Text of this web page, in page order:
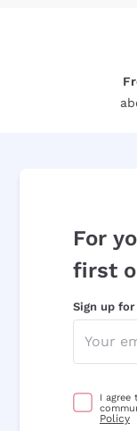
For
first
Sign up
I agree
Policy